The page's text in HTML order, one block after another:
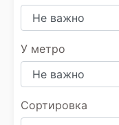
У метро
Сортировка